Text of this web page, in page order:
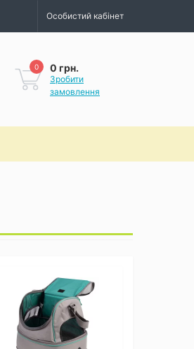
Особистий кабінет
0 0 грн.
Зробити
замовлення